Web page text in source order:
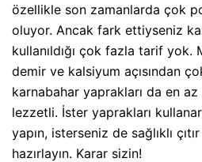
özellikle son zamanlarda çok
oluyor. Ancak fark ettiyseniz
kullanıldığı çok fazla tarif yok.
demir ve kalsiyum açısından
karnabahar yaprakları da en
lezzetli. İster yaprakları
yapın, isterseniz de sağlıklı çıtır
hazırlayın. Karar sizin!